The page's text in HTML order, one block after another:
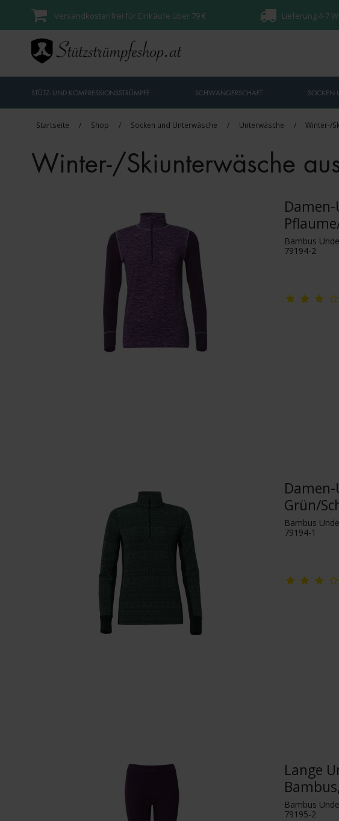
Versandkostenfrei für Einkäufe über 79 € Lieferung 4-7
STÜTZ- UND KOMPRESSIONSSTRÜMPFE SCHWANGERSCHAFT SOCKEN
Startseite / Shop / Socken und Unterwäsche / Unterwäsche / Winter-/
Winter-/Skiunterwäsche
Bambus
79194-2
Grün/
Bambus
79194-1
Lange
Bambus
79195-2